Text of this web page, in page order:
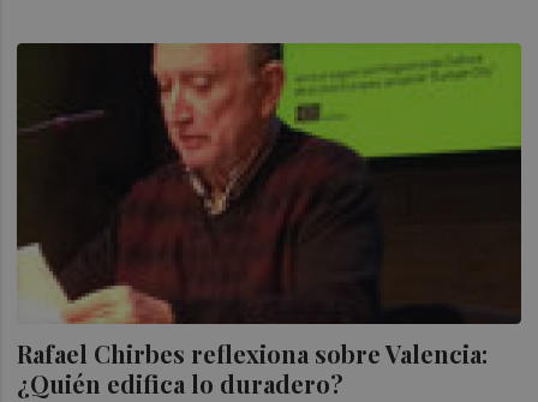
Rafael Chirbes reflexiona sobre Valencia:
¿Quién edifica lo duradero?